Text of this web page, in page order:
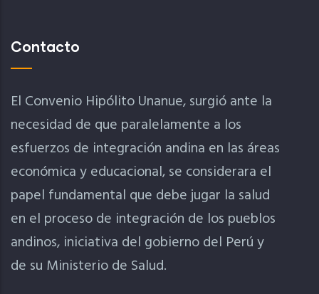
Contacto
El Convenio Hipólito Unanue, surgió ante la
necesidad de que paralelamente a los
esfuerzos de integración andina en las áreas
económica y educacional, se considerara el
papel fundamental que debe jugar la salud
en el proceso de integración de los pueblos
andinos, iniciativa del gobierno del Perú y
de su Ministerio de Salud.